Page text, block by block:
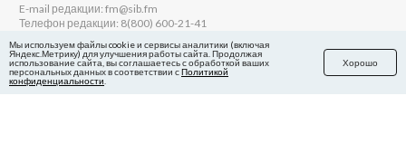
E-mail редакции: fm@sib.fm
Телефон редакции: 8(800) 600-21-41
Сайт разработан и поддерживается Технодзен
Мы используем файлы cookie и сервисы аналитики (включая
Яндекс.Метрику) для улучшения работы сайта. Продолжая
использование сайта, вы соглашаетесь с обработкой ваших
персональных данных в соответствии сПолитикой
конфиденциальности
Хорошо